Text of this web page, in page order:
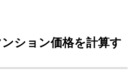
ション価格を計算す